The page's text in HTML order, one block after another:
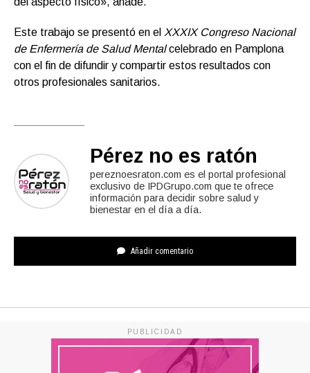
Este trabajo se presentó en el XXXIX Congreso Nacional
de Enfermería de Salud Mentalcelebrado en Pamplona
con el fin de difundir y compartir estos resultados con
otros profesionales sanitarios.
Pérez no es ratón
pereznoesraton.com es el portal profesional
exclusivo de IPDGrupo.com que te ofrece
información para decidir sobre salud y
bienestar en el día a día.
Añadir comentario
PUBLICIDAD